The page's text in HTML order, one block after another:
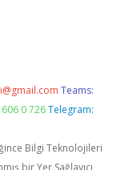
Teams:
0 726 Telegram:
Bilgi Teknolojileri
bir Yer Sağlayıcı